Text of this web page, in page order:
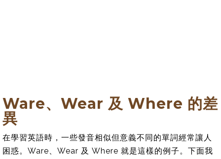
Ware、Wear 及 Where 的差
異
在學習英語時，一些發音相似但意義不同的單詞經常讓人
困惑。Ware、Wear 及 Where 就是這樣的例子。下面我